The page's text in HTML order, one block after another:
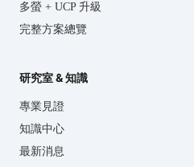
多螢 + UCP 升級
完整方案總覽
研究室 & 知識
專業見證
知識中心
最新消息